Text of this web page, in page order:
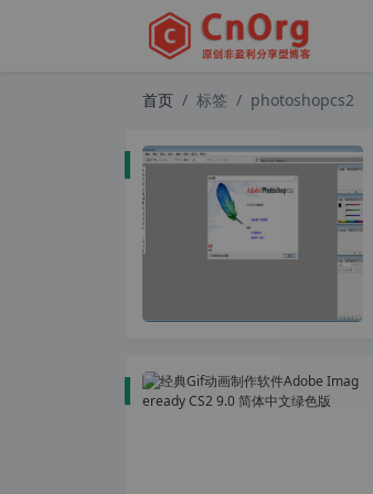
首页 标签 photoshopcs2